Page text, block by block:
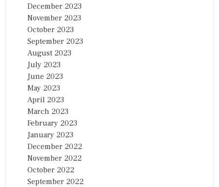
December 2023
November 2023
October 2023
September 2023
August 2023
July 2023
June 2023
May 2023
April 2023
March 2023
February 2023
January 2023
December 2022
November 2022
October 2022
September 2022